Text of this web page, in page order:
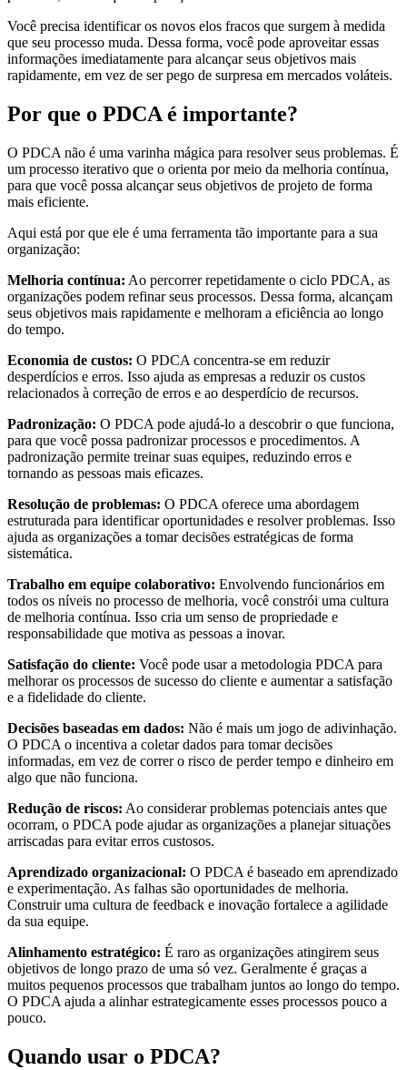
Você precisa identificar os novos elos fracos que surgem à medida
que seu processo muda. Dessa forma, você pode aproveitar essas
informações imediatamente para alcançar seus objetivos mais
rapidamente, em vez de ser pego de surpresa em mercados voláteis.
Por que o PDCA é importante?
O PDCA não é uma varinha mágica para resolver seus problemas. É
um processo iterativo que o orienta por meio da melhoria contínua,
para que você possa alcançar seus objetivos de projeto de forma
mais eficiente.
Aqui está por que ele é uma ferramenta tão importante para a sua
organização:
Melhoria contínua: Ao percorrer repetidamente o ciclo PDCA, as
organizações podem refinar seus processos. Dessa forma, alcançam
seus objetivos mais rapidamente e melhoram a eficiência ao longo
do tempo.
Economia de custos: O PDCA concentra-se em reduzir
desperdícios e erros. Isso ajuda as empresas a reduzir os custos
relacionados à correção de erros e ao desperdício de recursos.
Padronização: O PDCA pode ajudá-lo a descobrir o que funciona,
para que você possa padronizar processos e procedimentos. A
padronização permite treinar suas equipes, reduzindo erros e
tornando as pessoas mais eficazes.
Resolução de problemas: O PDCA oferece uma abordagem
estruturada para identificar oportunidades e resolver problemas. Isso
ajuda as organizações a tomar decisões estratégicas de forma
sistemática.
Trabalho em equipe colaborativo: Envolvendo funcionários em
todos os níveis no processo de melhoria, você constrói uma cultura
de melhoria contínua. Isso cria um senso de propriedade e
responsabilidade que motiva as pessoas a inovar.
Satisfação do cliente: Você pode usar a metodologia PDCA para
melhorar os processos de sucesso do cliente e aumentar a satisfação
e a fidelidade do cliente.
Decisões baseadas em dados: Não é mais um jogo de adivinhação.
O PDCA o incentiva a coletar dados para tomar decisões
informadas, em vez de correr o risco de perder tempo e dinheiro em
algo que não funciona.
Redução de riscos: Ao considerar problemas potenciais antes que
ocorram, o PDCA pode ajudar as organizações a planejar situações
arriscadas para evitar erros custosos.
Aprendizado organizacional: O PDCA é baseado em aprendizado
e experimentação. As falhas são oportunidades de melhoria.
Construir uma cultura de feedback e inovação fortalece a agilidade
da sua equipe.
Alinhamento estratégico: É raro as organizações atingirem seus
objetivos de longo prazo de uma só vez. Geralmente é graças a
muitos pequenos processos que trabalham juntos ao longo do tempo.
O PDCA ajuda a alinhar estrategicamente esses processos pouco a
pouco.
Quando usar o PDCA?